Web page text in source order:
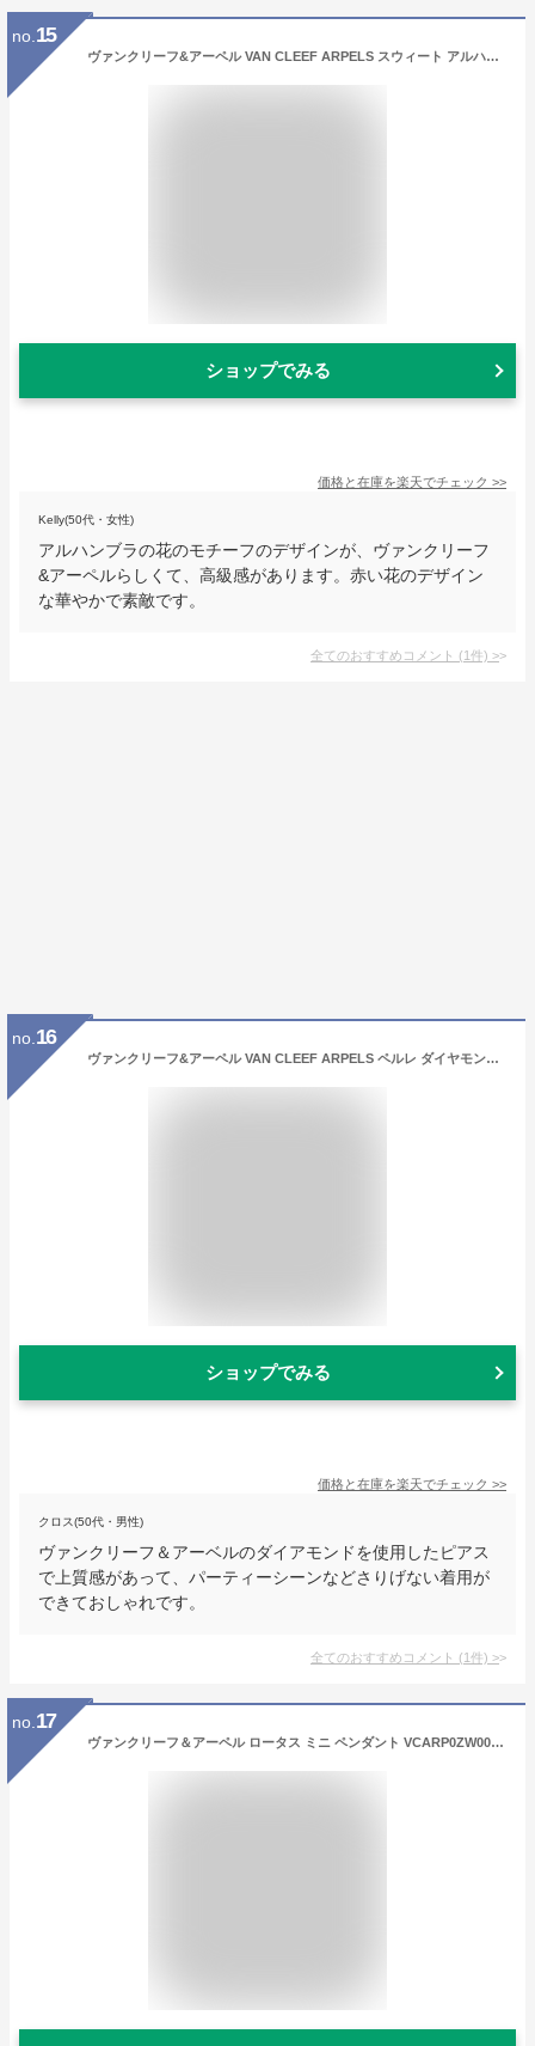
no. 15
ヴァンクリーフ&アーペル VAN CLEEF ARPELS スウィート アルハンブラ ブレスレット VCARN59K00 新品 ジュエリー ブランドジュエリー
ショップでみる
価格と在庫を楽天でチェック >>
Kelly(50代・女性)
アルハンブラの花のモチーフのデザインが、ヴァンクリーフ
&アーペルらしくて、高級感があります。赤い花のデザイン
な華やかで素敵です。
全てのおすすめコメント (1件) >
no. 16
ヴァンクリーフ&アーペル VAN CLEEF ARPELS ペルレ ダイヤモンド ピアス VCARO9PH00 新品 ジュエリー ブランドジュエリー
ショップでみる
価格と在庫を楽天でチェック >>
クロス(50代・男性)
ヴァンクリーフ＆アーベルのダイアモンドを使用したピアス
で上質感があって、パーティーシーンなどさりげない着用が
できておしゃれです。
全てのおすすめコメント (1件) >
no. 17
ヴァンクリーフ＆アーペル ロータス ミニ ペンダント VCARP0ZW00 K18WG/ダイヤモンド ホワイトゴールド金具 ネックレス 新品未使用(Van Cleef & Arpels Lotus Mini Pendant VCARP0ZW00 K18WG / Diamond White Gold HW necklace[Authentic])【あす楽対応】#よちか